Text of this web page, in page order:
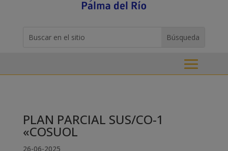
for...
PLAN PARCIAL SUS/CO-1
«COSUOL
26-06-2025